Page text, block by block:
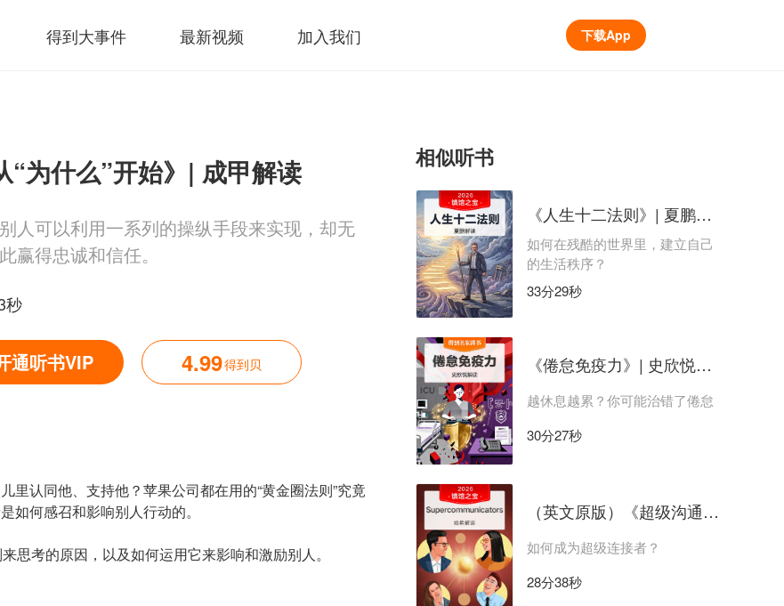
得到大事件 最新视频 加入我们 下载App
“为什么”开始》| 成甲解读
人可以利用一系列的操纵手段来实现，却无
赢得忠诚和信任。
秒
通听书VIP 4.99得到贝
里认同他、支持他？苹果公司都在用的“黄金圈法则”究竟
如何感召和影响别人行动的。
思考的原因，以及如何运用它来影响和激励别人。
相似听书
《人生十二法则》| 夏鹏解读
如何在残酷的世界里，建立自己
的生活秩序？
33分29秒
《倦怠免疫力》| 史欣悦解读
越休息越累？你可能治错了倦怠
30分27秒
（英文原版）《超级沟通者》｜哈希解读
如何成为超级连接者？
28分38秒